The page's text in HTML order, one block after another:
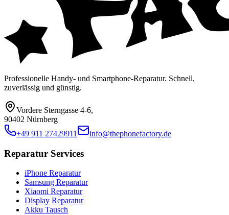
Professionelle Handy- und Smartphone-Reparatur. Schnell,
zuverlässig und günstig.
Vordere Sterngasse 4-6,
90402 Nürnberg
+49 911 27429911
info@thephonefactory.de
Reparatur Services
iPhone Reparatur
Samsung Reparatur
Xiaomi Reparatur
Display Reparatur
Akku Tausch